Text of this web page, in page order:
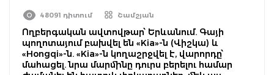
48091 դիտում Շամշյան
Ողբերգական ավտովթար՝ Երևանում. Գայի
պողոտայում բախվել են «Kia»-ն (Վիշկա) և
«Hongqi»-ն. «Kia»-ն կողաշրջվել է, վարորդը՝
մահացել. նրա մարմինը դուրս բերելու համար